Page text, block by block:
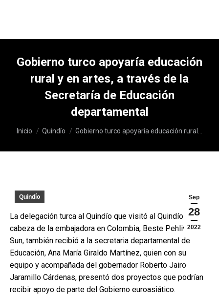
Gobierno turco apoyaría educación
rural y en artes, a través de la
Secretaría de Educación
departamental
Estás aquí:
Inicio Quindío Gobierno turco apoyaría educación rural…
Sep
28
2022
Quindío
La delegación turca al Quindío que visitó al Quindío en
cabeza de la embajadora en Colombia, Beste Pehlivan
Sun, también recibió a la secretaria departamental de
Educación, Ana María Giraldo Martínez, quien con su
equipo y acompañada del gobernador Roberto Jairo
Jaramillo Cárdenas, presentó dos proyectos que podrían
recibir apoyo de parte del Gobierno euroasiático.